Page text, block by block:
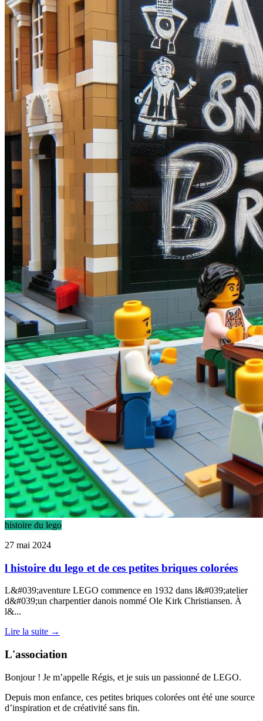
histoire du lego
27 mai 2024
l histoire du lego et de ces petites briques colorées
L&#039;aventure LEGO commence en 1932 dans l&#039;atelier
d&#039;un charpentier danois nommé Ole Kirk Christiansen. À
l&...
Lire la suite →
L'association
Bonjour ! Je m’appelle Régis, et je suis un passionné de LEGO.
Depuis mon enfance, ces petites briques colorées ont été une source
d’inspiration et de créativité sans fin.